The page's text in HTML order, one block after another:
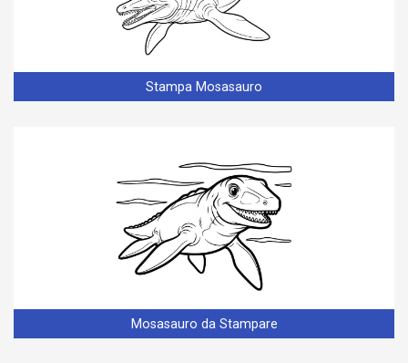
Stampa Mosasauro
Mosasauro da Stampare